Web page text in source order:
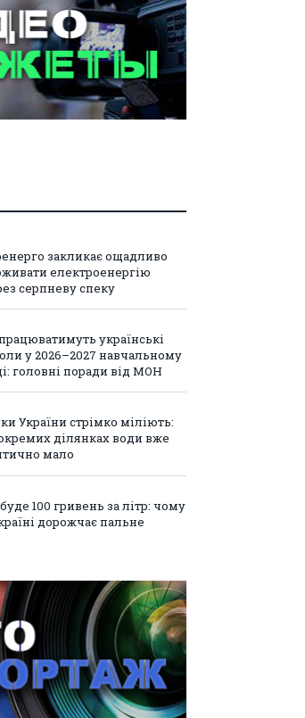
закликає ощадливо
електроенергію
серпневу спеку
українські
у 2026–2027 навчальному
головні поради від МОН
України стрімко міліють:
ділянках води вже
мало
100 гривень за літр: чому
дорожчає пальне